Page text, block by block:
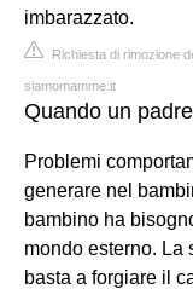
imbarazzato.
Richiesta di rimozione
siamomamme.it
Quando un
Problemi
generare nel
bambino ha
mondo esterno. La
basta a forgiare il